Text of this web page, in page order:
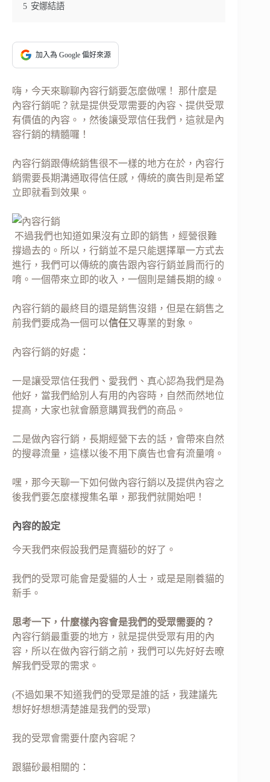
5 安娜結語
加入為 Google 偏好來源
嗨，今天來聊聊內容行銷要怎麼做嘿！ 那什麼是
內容行銷呢？就是提供受眾需要的內容、提供受眾
有價值的內容。，然後讓受眾信任我們，這就是內
容行銷的精髓囉！
內容行銷跟傳統銷售很不一樣的地方在於，內容行
銷需要長期溝通取得信任感，傳統的廣告則是希望
立即就看到效果。
不過我們也知道如果沒有立即的銷售，經營很難
撐過去的。所以，行銷並不是只能選擇單一方式去
進行，我們可以傳統的廣告跟內容行銷並肩而行的
唷。一個帶來立即的收入，一個則是鋪長期的線。
內容行銷的最終目的還是銷售沒錯，但是在銷售之
前我們要成為一個可以信任又專業的對象。
內容行銷的好處：
一是讓受眾信任我們、愛我們、真心認為我們是為
他好，當我們給別人有用的內容時，自然而然地位
提高，大家也就會願意購買我們的商品。
二是做內容行銷，長期經營下去的話，會帶來自然
的搜尋流量，這樣以後不用下廣告也會有流量唷。
嘿，那今天聊一下如何做內容行銷以及提供內容之
後我們要怎麼樣搜集名單，那我們就開始吧！
內容的設定
今天我們來假設我們是賣貓砂的好了。
我們的受眾可能會是愛貓的人士，或是是剛養貓的
新手。
思考一下，什麼樣內容會是我們的受眾需要的？
內容行銷最重要的地方，就是提供受眾有用的內
容，所以在做內容行銷之前，我們可以先好好去暸
解我們受眾的需求。
(不過如果不知道我們的受眾是誰的話，我建議先
想好好想想清楚誰是我們的受眾)
我的受眾會需要什麼內容呢？
跟貓砂最相關的：